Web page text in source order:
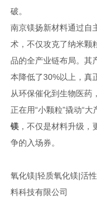
破。
南京镁扬新材料通过自
术，不仅攻克了纳米颗
品的全产业链布局。其
本降低了30%以上，真
从环保催化到生物医药
正在用“小颗粒”撬动“
镁，不仅是材料升级，
争的入场券。
氧化镁|轻质氧化镁|活
料科技有限公司